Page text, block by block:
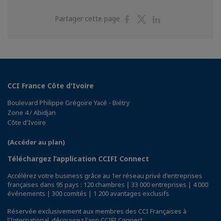
Partager cette page
PartagerPartager
CCI France Côte d'Ivoire
Boulevard Philippe Grégoire Yacé - Biétry
Zone 4 / Abidjan
Côte d'Ivoire
(Accéder au plan)
Téléchargez l’application CCIFI Connect
Accélérez votre business grâce au 1er réseau privé d'entreprises
françaises dans 95 pays : 120 chambres | 33 000 entreprises | 4 000
événements | 300 comités | 1 200 avantages exclusifs
Réservée exclusivement aux membres des CCI Françaises à